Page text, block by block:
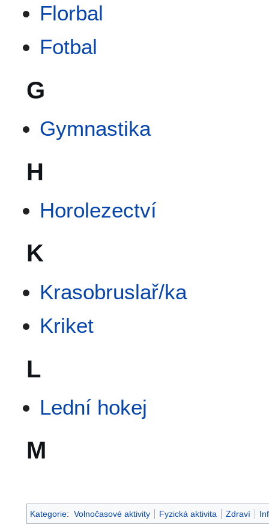
Florbal
Fotbal
G
Gymnastika
H
Horolezectví
K
Krasobruslař/ka
Kriket
L
Lední hokej
M
Kategorie: Volnočasové aktivity Fyzická aktivita Zdraví